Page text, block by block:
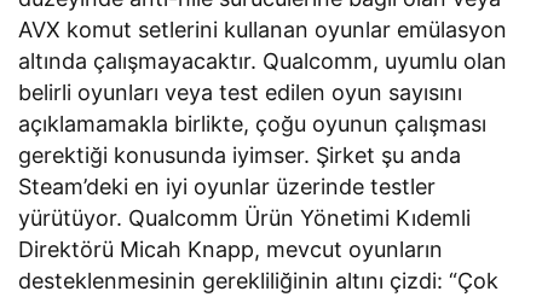
AVX komut setlerini kullanan oyunlar emülasyon
altında çalışmayacaktır. Qualcomm, uyumlu olan
belirli oyunları veya test edilen oyun sayısını
açıklamamakla birlikte, çoğu oyunun çalışması
gerektiği konusunda iyimser. Şirket şu anda
Steam’deki en iyi oyunlar üzerinde testler
yürütüyor. Qualcomm Ürün Yönetimi Kıdemli
Direktörü Micah Knapp, mevcut oyunların
desteklenmesinin gerekliliğinin altını çizdi: “Çok